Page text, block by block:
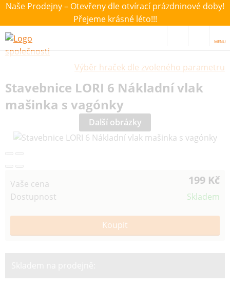
Naše Prodejny – Otevřeny dle otvírací prázdninové doby!
Přejeme krásné léto!!!
MENU
Výběr hraček dle zvoleného parametru
Stavebnice LORI 6 Nákladní vlak
mašinka s vagónky
Další obrázky
Vaše cena 199 Kč
Dostupnost Skladem